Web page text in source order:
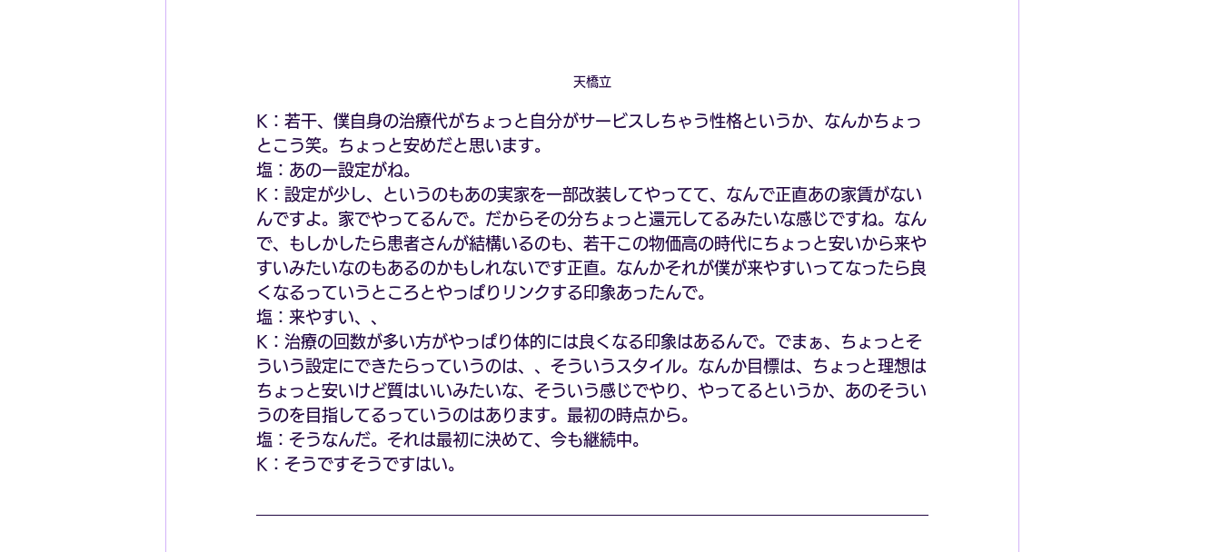
天橋立
K：若干、僕自身の治療代がちょっと自分がサービスしちゃう性格というか、なんかちょっ
とこう笑。ちょっと安めだと思います。
塩：あのー設定がね。
K：設定が少し、というのもあの実家を一部改装してやってて、なんで正直あの家賃がない
んですよ。家でやってるんで。だからその分ちょっと還元してるみたいな感じですね。なん
で、もしかしたら患者さんが結構いるのも、若干この物価高の時代にちょっと安いから来や
すいみたいなのもあるのかもしれないです正直。なんかそれが僕が来やすいってなったら良
くなるっていうところとやっぱりリンクする印象あったんで。
塩：来やすい、、
K：治療の回数が多い方がやっぱり体的には良くなる印象はあるんで。でまぁ、ちょっとそ
ういう設定にできたらっていうのは、、そういうスタイル。なんか目標は、ちょっと理想は
ちょっと安いけど質はいいみたいな、そういう感じでやり、やってるというか、あのそうい
うのを目指してるっていうのはあります。最初の時点から。
塩：そうなんだ。それは最初に決めて、今も継続中。
K：そうですそうですはい。